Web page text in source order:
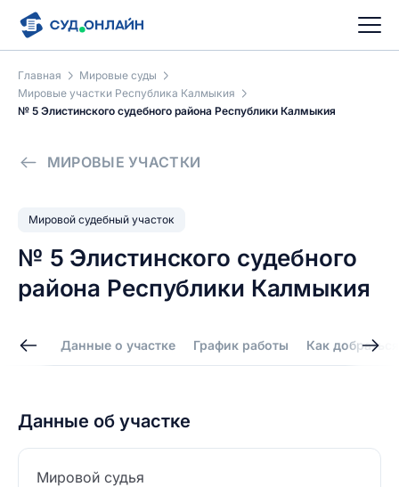
Главная
Мировые суды
Мировые участки Республика Калмыкия
№ 5 Элистинского судебного района Республики Калмыкия
МИРОВЫЕ УЧАСТКИ
Мировой судебный участок
№ 5 Элистинского судебного
района Республики Калмыкия
Данные о участке График работы Как добраться
Данные об участке
Мировой судья